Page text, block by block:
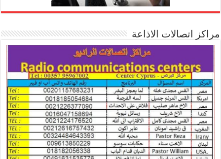
مراكز اتصالات الاذاعة